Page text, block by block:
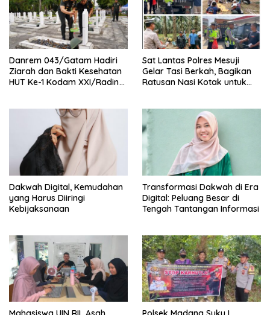
Danrem 043/Gatam Hadiri
Ziarah dan Bakti Kesehatan
HUT Ke-1 Kodam XXI/Radin
Sat Lantas Polres Mesuji
Gelar Tasi Berkah, Bagikan
Ratusan Nasi Kotak untuk
Dakwah Digital, Kemudahan
yang Harus Diiringi
Kebijaksanaan
Transformasi Dakwah di Era
Digital: Peluang Besar di
Tengah Tantangan Informasi